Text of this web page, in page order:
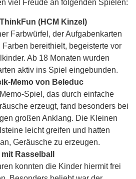
viel Freude an folgenden Spielen:
(HCM Kinzel)
Farbwürfel, der Aufgabenkarten
bereithielt, begeisterte vor
Ab 18 Monaten wurden
aktiv ins Spiel eingebunden.
Memo von Beleduc
Spiel, das durch einfache
erzeugt, fand besonders bei
großen Anklang. Die Kleinen
leicht greifen und hatten
Geräusche zu erzeugen.
Rasselball
konnten die Kinder hiermit frei